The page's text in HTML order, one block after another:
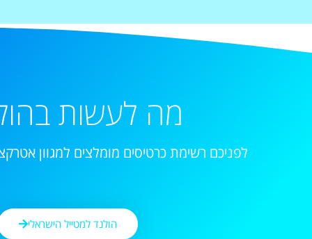
מה לעשות
לפניכם רשימת כרטיסים מומלצים למגוון
הולנד למטייל הישראלי